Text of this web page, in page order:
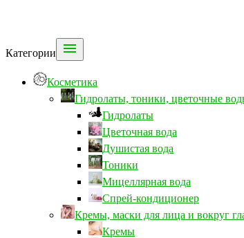
Категории 
Косметика
Гидролаты, тоники, цветочные
Гидролаты
Цветочная вода
Душистая вода
Тоники
Мицеллярная вода
Спрей-кондиционер
Кремы, маски для лица и вокруг
Кремы